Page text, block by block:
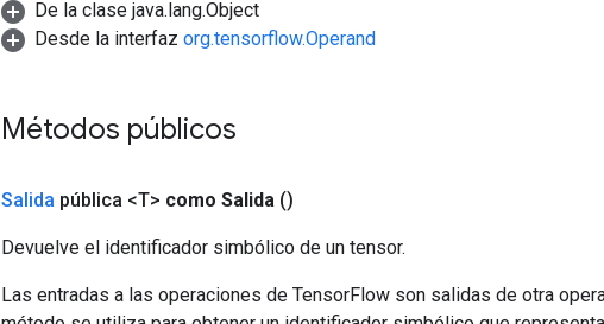
De la clase java.lang.Object
Desde la interfaz org.tensorflow.Operand
Métodos públicos
Salida pública <T> como Salida ()
Devuelve el identificador simbólico de un tensor.
Las entradas a las operaciones de TensorFlow son salidas de otra